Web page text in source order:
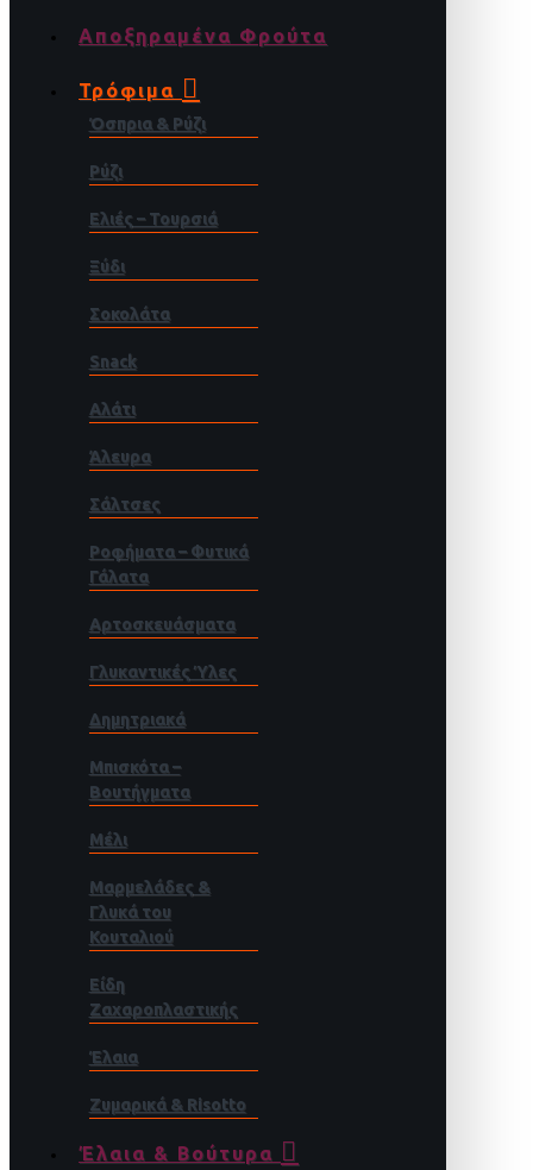
Αποξηραμένα Φρούτα
Τρόφιμα
Όσπρια & Ρύζι
Ρύζι
Ελιές – Τουρσιά
Ξύδι
Σοκολάτα
Snack
Αλάτι
Άλευρα
Σάλτσες
Ροφήματα – Φυτικά
Γάλατα
Αρτοσκευάσματα
Γλυκαντικές Ύλες
Δημητριακά
Μπισκότα –
Βουτήγματα
Μέλι
Μαρμελάδες &
Γλυκά του
Κουταλιού
Είδη
Ζαχαροπλαστικής
Έλαια
Ζυμαρικά & Risotto
Έλαια & Βούτυρα